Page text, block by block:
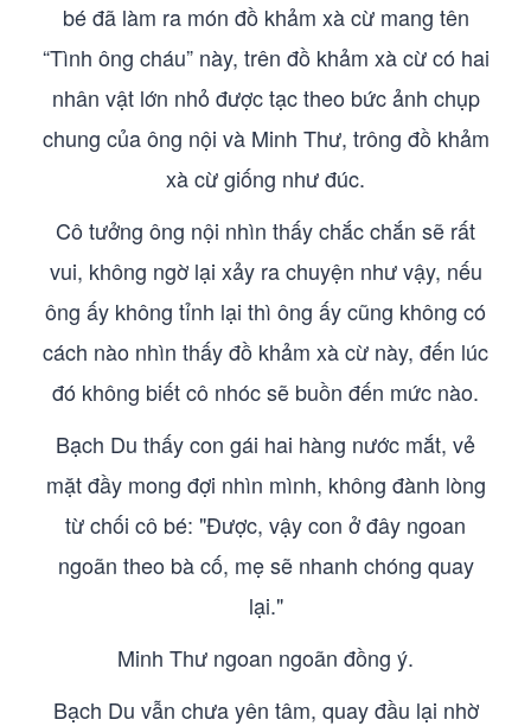
bé đã làm ra món đồ khảm xà cừ mang tên
“Tình ông cháu” này, trên đồ khảm xà cừ có hai
nhân vật lớn nhỏ được tạc theo bức ảnh chụp
chung của ông nội và Minh Thư, trông đồ khảm
xà cừ giống như đúc.
Cô tưởng ông nội nhìn thấy chắc chắn sẽ rất
vui, không ngờ lại xảy ra chuyện như vậy, nếu
ông ấy không tỉnh lại thì ông ấy cũng không có
cách nào nhìn thấy đồ khảm xà cừ này, đến lúc
đó không biết cô nhóc sẽ buồn đến mức nào.
Bạch Du thấy con gái hai hàng nước mắt, vẻ
mặt đầy mong đợi nhìn mình, không đành lòng
từ chối cô bé: "Được, vậy con ở đây ngoan
ngoãn theo bà cố, mẹ sẽ nhanh chóng quay
lại."
Minh Thư ngoan ngoãn đồng ý.
Bạch Du vẫn chưa yên tâm, quay đầu lại nhờ